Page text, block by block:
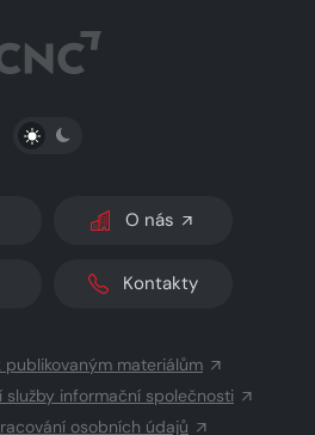
PŘEPNOUT SVĚTLÝ/TMAVÝ REŽIM
O nás
Kontakty
materiálům
služby informační společnosti
osobních údajů